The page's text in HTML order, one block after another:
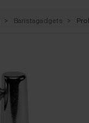
Baristagadgets